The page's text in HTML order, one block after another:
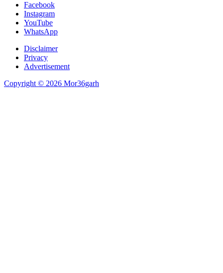
Facebook
Instagram
YouTube
WhatsApp
Disclaimer
Privacy
Advertisement
Copyright © 2026 Mor36garh